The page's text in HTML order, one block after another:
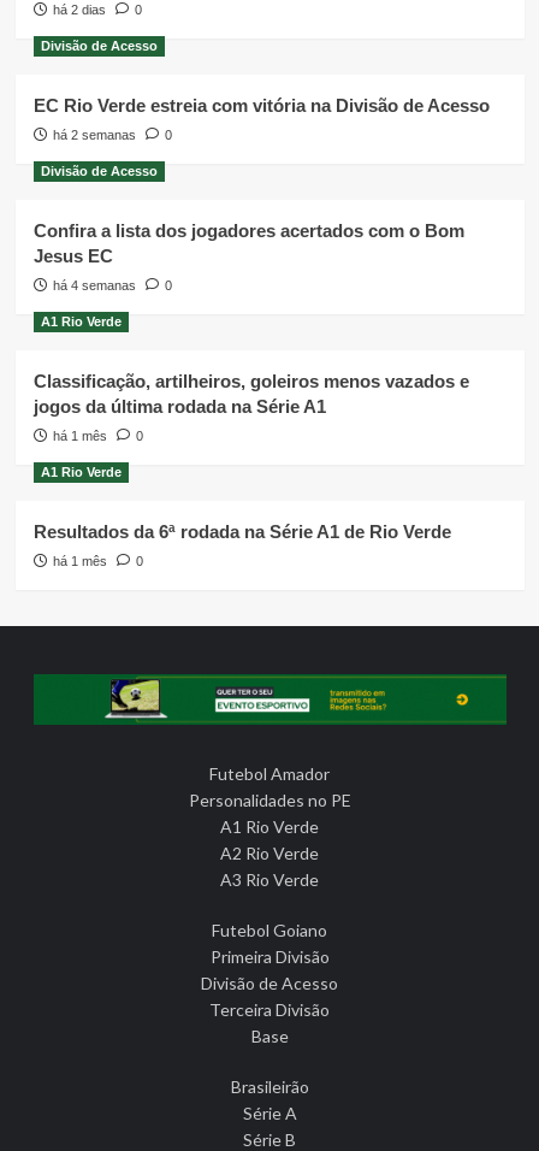
há 2 dias 0
Divisão de Acesso
EC Rio Verde estreia com vitória na Divisão de Acesso
há 2 semanas 0
Divisão de Acesso
Confira a lista dos jogadores acertados com o Bom
Jesus EC
há 4 semanas 0
A1 Rio Verde
Classificação, artilheiros, goleiros menos vazados e
jogos da última rodada na Série A1
há 1 mês 0
A1 Rio Verde
Resultados da 6ª rodada na Série A1 de Rio Verde
há 1 mês 0
Futebol Amador
Personalidades no PE
A1 Rio Verde
A2 Rio Verde
A3 Rio Verde
Futebol Goiano
Primeira Divisão
Divisão de Acesso
Terceira Divisão
Base
Brasileirão
Série A
Série B